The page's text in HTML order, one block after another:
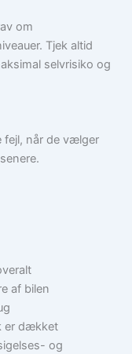
om
Tjek altid
selvrisiko og
fejl, når de vælger
af bilen
er dækket
og